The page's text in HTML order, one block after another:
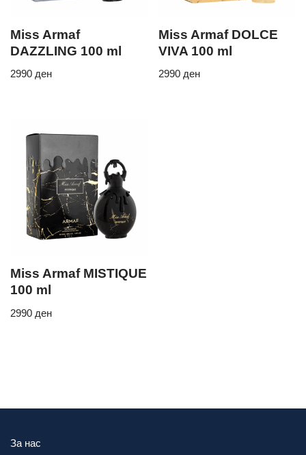
Miss Armaf
DAZZLING 100 ml
2990 ден
Miss Armaf DOLCE
VIVA 100 ml
2990 ден
Miss Armaf MISTIQUE
100 ml
2990 ден
За нас